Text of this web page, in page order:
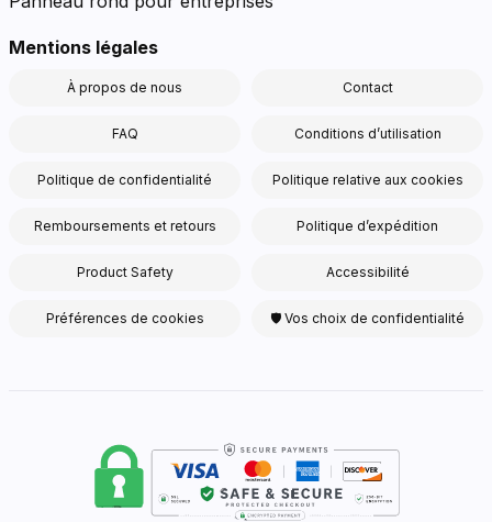
Mentions légales
À propos de nous Contact
FAQ Conditions d’utilisation
Politique de confidentialité Politique relative aux cookies
Remboursements et retours Politique d’expédition
Product Safety Accessibilité
Préférences de cookies 🛡 Vos choix de confidentialité